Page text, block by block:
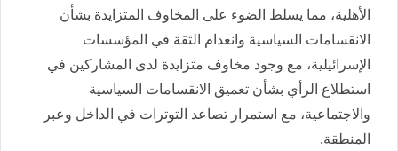
الأهلية، مما يسلط الضوء على المخاوف المتزايدة بشأن
الانقسامات السياسية وانعدام الثقة في المؤسسات
الإسرائيلية، مع وجود مخاوف متزايدة لدى المشاركين في
استطلاع الرأي بشأن تعميق الانقسامات السياسية
والاجتماعية، مع استمرار تصاعد التوترات في الداخل وعبر
المنطقة.